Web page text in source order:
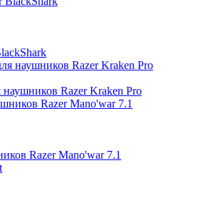
наушников Razer Kraken Pro
Razer Mano'war 7.1